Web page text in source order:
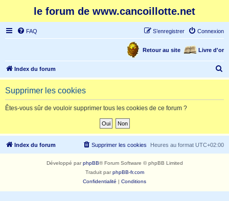
le forum de www.cancoillotte.net
FAQ Connexion
S’enregistrer
Livre d'or
Retour au site
Index du forum
e
h
Supprimer les cookies
Êtes-vous sûr de vouloir supprimer tous les cookies de ce forum ?
Index du forum Heures au format UTC+02:00
Supprimer les cookies
Développé parphpBB® Forum Software © phpBB Limited
Traduit parphpBB-fr.com
Confidentialité | Conditions